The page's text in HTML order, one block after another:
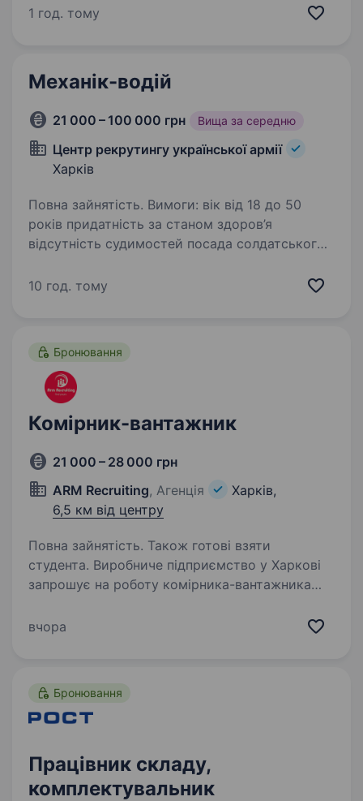
зрізані квіти. Приймаємо без досвіду,
1 год. тому
Механік-водій
21 000 – 100 000 грн Вища за середню
Центр рекрутингу української армії
Харків
Повна зайнятість. Вимоги: вік від 18 до 50
років придатність за станом здоров’я
відсутність судимостей посада солдатського
перевагою Умови роботи: мобілізація
10 год. тому
Бронювання
Комірник-вантажник
21 000 – 28 000 грн
ARM Recruiting, Агенція
Харків,
6,5 км від центру
Повна зайнятість. Також готові взяти
студента. Виробниче підприємство у Харкові
запрошує на роботу комірника-вантажника
станції метро «Академіка Павлова». Заробітна
вчора
Бронювання
Працівник складу,
комплектувальник